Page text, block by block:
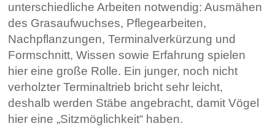
unterschiedlicheArbeiten notwendig:Ausmähen
des Grasaufwuchses, Pflegearbeiten,
Nachpflanzungen,Terminalverkürzung und
Formschnitt,Wissen sowie Erfahrung spielen
hier eine große Rolle. Ein junger, noch nicht
verholzter Terminaltrieb bricht sehr leicht,
deshalb werden Stäbe angebracht, damit Vögel
hier eine„Sitzmöglichkeit“ haben.